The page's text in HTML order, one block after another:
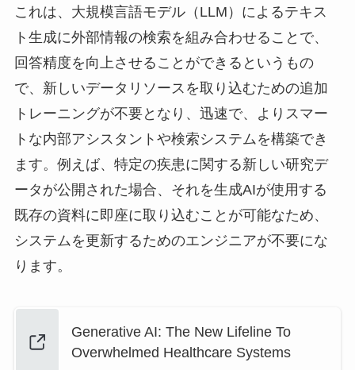
これは、大規模言語モデル（LLM）によるテキス
ト生成に外部情報の検索を組み合わせることで、
回答精度を向上させることができるというもの
で、新しいデータリソースを取り込むための追加
トレーニングが不要となり、迅速で、よりスマー
トな内部アシスタントや検索システムを構築でき
ます。例えば、特定の疾患に関する新しい研究デ
ータが公開された場合、それを生成AIが使用する
既存の資料に即座に取り込むことが可能なため、
システムを更新するためのエンジニアが不要にな
ります。
Generative AI: The New Lifeline To
Overwhelmed Healthcare Systems